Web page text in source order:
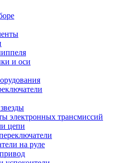
и оси
электронных трансмиссий
цепи
на руле